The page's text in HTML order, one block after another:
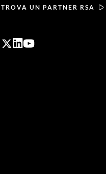
TROVA UN PARTNER RSA